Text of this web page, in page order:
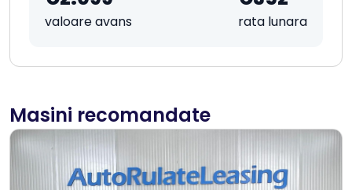
valoare avans rata lunara
Masini recomandate